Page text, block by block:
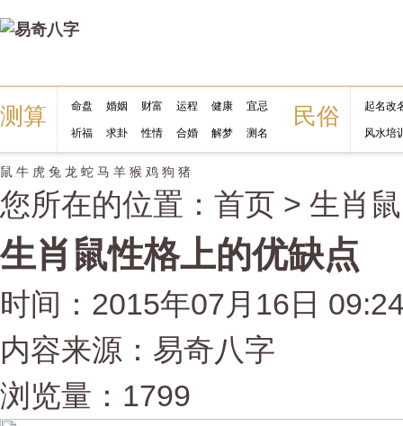
测算 命盘 婚姻 财富 运程 健康 宜忌
祈福 求卦 性情 合婚 解梦 测名
民俗 起名改
风水培
鼠 牛 虎 兔 龙 蛇 马 羊 猴 鸡 狗 猪
您所在的位置： 首页 > 生肖鼠
生肖鼠性格上的优缺点
时间：2015年07月16日
内容来源：易奇八字
浏览量：1799